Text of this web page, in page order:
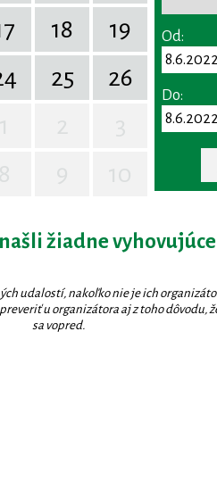
18
19
25
26
Od:
Do:
žiadne
udalostí, nakoľko nie je ich
u organizátora aj z toho dôvodu,
sa vopred.